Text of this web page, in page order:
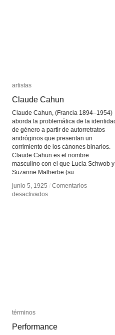
artistas
Claude Cahun
Claude Cahun, (Francia 1894–1954)
aborda la problemática de la
de género a partir de autorretratos
andróginos que presentan un
corrimiento de los cánones binarios.
Claude Cahun es el nombre
masculino con el que Lucia Schwob y
Suzanne Malherbe (su
junio 5, 1925 / Comentarios
desactivadosen
artistas
Claude Cahun
junio 5, 1925 / Comentarios
desactivadosen
términos
Performance
términos
Performance